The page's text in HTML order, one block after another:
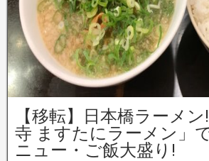
【移転】日本橋ラーメ
寺 ますたにラーメン」
ニュー・ご飯大盛り!